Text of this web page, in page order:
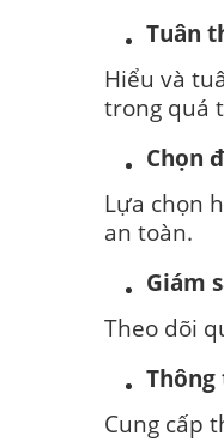
Tuân
Hiểu và
trong quá
Chọn
Lựa chọn
an toàn.
Giám
Theo dõi
Cung cấp